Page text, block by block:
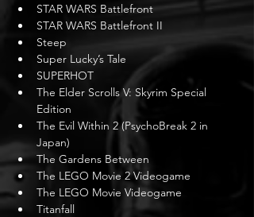
STAR WARS Battlefront
STAR WARS Battlefront II
Steep
Super Lucky’s Tale
SUPERHOT
The Elder Scrolls V: Skyrim Special
Edition
The Evil Within 2 (PsychoBreak 2 in
Japan)
The Gardens Between
The LEGO Movie 2 Videogame
The LEGO Movie Videogame
Titanfall